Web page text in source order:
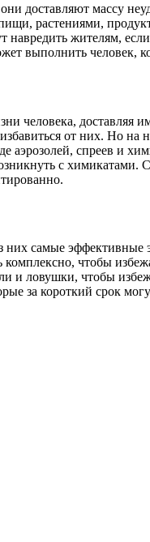
доставляют массу
растениями,
жителям,
выполнить человек,
человека,
от них. Но
спреев и
с
самые
чтобы
и ловушки, чтобы
за короткий срок